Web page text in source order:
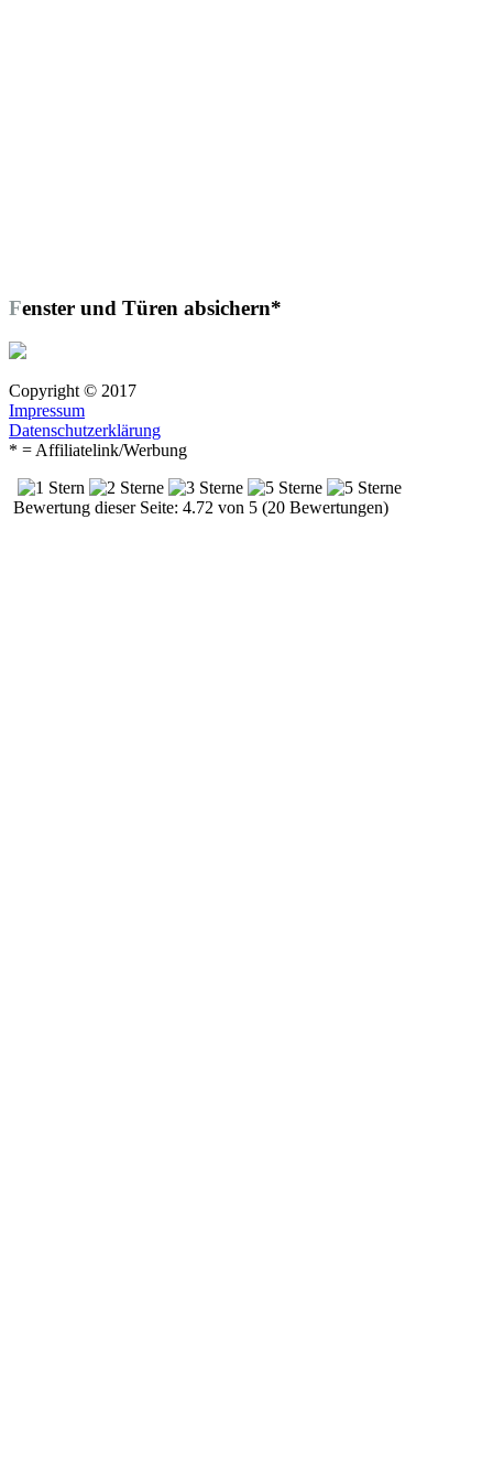
Fenster und Türen absichern*
Copyright © 2017
Impressum
Datenschutzerklärung
* = Affiliatelink/Werbung
Bewertung dieser Seite: 4.72 von 5 (20 Bewertungen)